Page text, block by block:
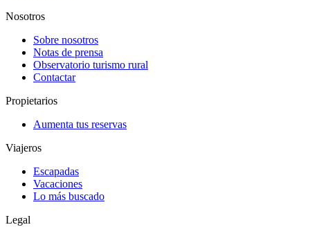
Nosotros
Sobre nosotros
Notas de prensa
Observatorio turismo rural
Contactar
Propietarios
Aumenta tus reservas
Viajeros
Escapadas
Vacaciones
Lo más buscado
Legal